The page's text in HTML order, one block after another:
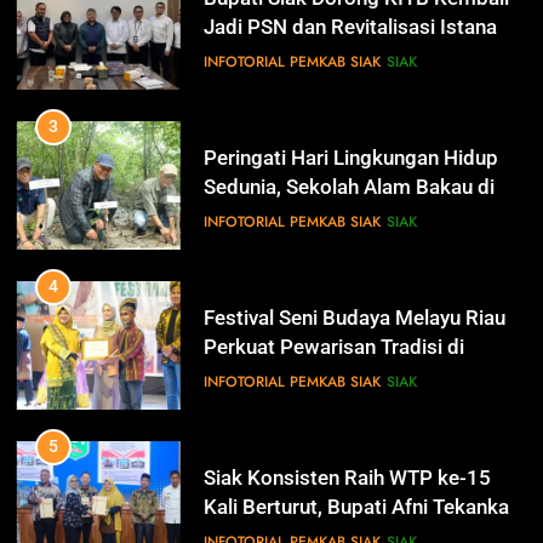
13
IKLAN
14
IKLAN
15
3
Siak Cetak Generasi Penjaga
Pesisir
INFOTORIAL PEMKAB SIAK SIAK
4
Negeri Istana
INFOTORIAL PEMKAB SIAK SIAK
5
Penguatan Tata Kelola Keuangan
INFOTORIAL PEMKAB SIAK SIAK